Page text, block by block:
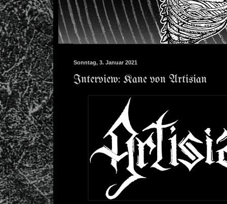
Sonntag, 3. Januar 2021
Interview: Kane von Artisian